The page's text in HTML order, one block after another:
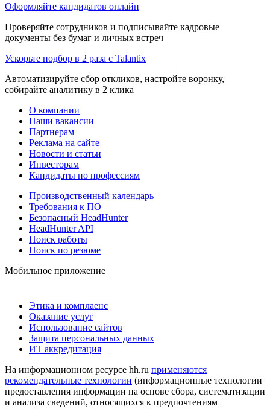
Оформляйте кандидатов онлайн
Проверяйте сотрудников и подписывайте кадровые
документы без бумаг и личных встреч
Ускорьте подбор в 2 раза с Talantix
Автоматизируйте сбор откликов, настройте воронку,
собирайте аналитику в 2 клика
О компании
Наши вакансии
Партнерам
Реклама на сайте
Новости и статьи
Инвесторам
Кандидаты по профессиям
Производственный календарь
Требования к ПО
Безопасный HeadHunter
HeadHunter API
Поиск работы
Поиск по резюме
Мобильное приложение
Этика и комплаенс
Оказание услуг
Использование сайтов
Защита персональных данных
ИТ аккредитация
На информационном ресурсе hh.ru применяются
рекомендательные технологии (информационные технологии
предоставления информации на основе сбора, систематизации
и анализа сведений, относящихся к предпочтениям